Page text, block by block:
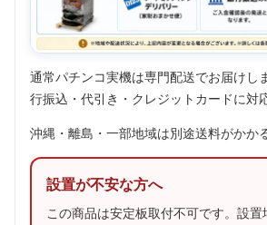
通常パチンコ実機は専門配送でお届けし
行振込・代引き・クレジットカードに対
沖縄・離島・一部地域は別途送料がかか
設置が不安な方へ
この商品は安定板取付不可です。設置